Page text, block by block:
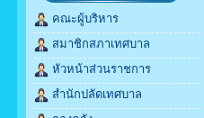
คณะผู้บริหาร
สมาชิกสภาเทศบาล
หัวหน้าส่วนราชการ
สำนักปลัดเทศบาล